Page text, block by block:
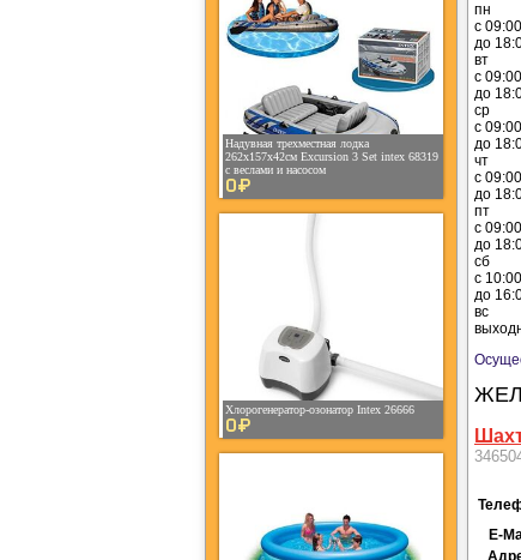
Надувная трехместная лодка
262х157х42см Excursion 3 Set intex 68319
с веслами и насосом
0¤
Хлорогенератор-озонатор Intex 26666
0¤
пн
с 09:00
до
вт
с 09:00
до
ср
с 09:00
до
чт
с 09:00
до
пт
с 09:00
до
сб
с 10:00
до
вс
E-